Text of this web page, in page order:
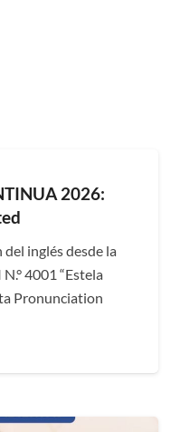
2026:
inglés desde la
4001 “Estela
Pronunciation